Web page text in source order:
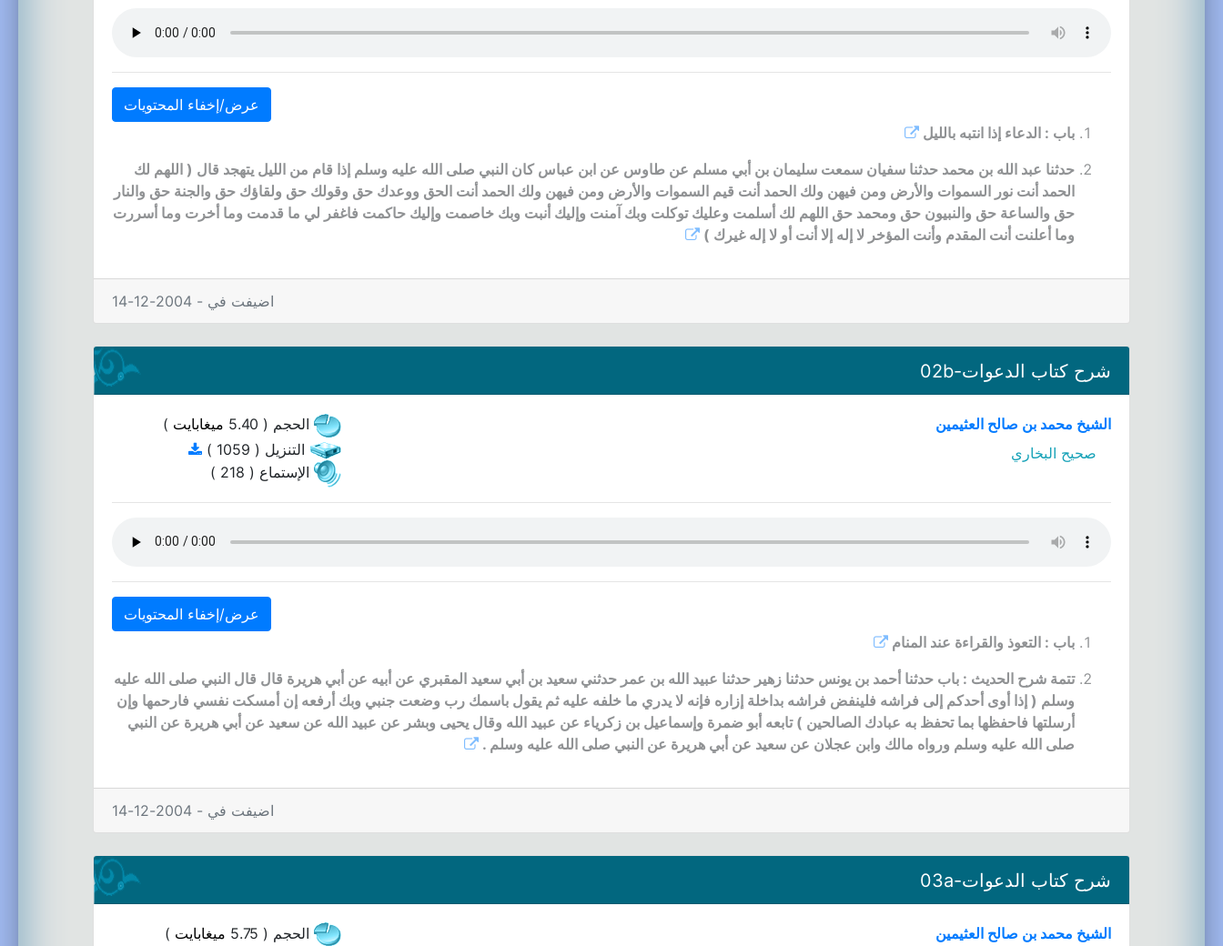
عرض/إخفاء المحتويات
باب : الدعاء إذا انتبه بالليل
حدثنا عبد الله بن محمد حدثنا سفيان سمعت سليمان بن أبي مسلم عن طاوس عن ابن عباس كان النبي صلى الله عليه وسلم إذا قام من الليل يتهجد قال ( اللهم لك
الحمد أنت نور السموات والأرض ومن فيهن ولك الحمد أنت قيم السموات والأرض ومن فيهن ولك الحمد أنت الحق ووعدك حق وقولك حق ولقاؤك حق والجنة حق والنار
حق والساعة حق والنبيون حق ومحمد حق اللهم لك أسلمت وعليك توكلت وبك آمنت وإليك أنبت وبك خاصمت وإليك حاكمت فاغفر لي ما قدمت وما أخرت وما أسررت
وما أعلنت أنت المقدم وأنت المؤخر لا إله إلا أنت أو لا إله غيرك )
اضيفت في - 2004-12-14
شرح كتاب الدعوات-02b
الشيخ محمد بن صالح العثيمين
صحيح البخاري
الحجم ( 5.40 ميغابايت )
التنزيل ( 1059 )
الإستماع ( 218 )
عرض/إخفاء المحتويات
باب : التعوذ والقراءة عند المنام
تتمة شرح الحديث : باب حدثنا أحمد بن يونس حدثنا زهير حدثنا عبيد الله بن عمر حدثني سعيد بن أبي سعيد المقبري عن أبيه عن أبي هريرة قال قال النبي صلى الله عليه
وسلم ( إذا أوى أحدكم إلى فراشه فلينفض فراشه بداخلة إزاره فإنه لا يدري ما خلفه عليه ثم يقول باسمك رب وضعت جنبي وبك أرفعه إن أمسكت نفسي فارحمها وإن
أرسلتها فاحفظها بما تحفظ به عبادك الصالحين ) تابعه أبو ضمرة وإسماعيل بن زكرياء عن عبيد الله وقال يحيى وبشر عن عبيد الله عن سعيد عن أبي هريرة عن النبي
صلى الله عليه وسلم ورواه مالك وابن عجلان عن سعيد عن أبي هريرة عن النبي صلى الله عليه وسلم .
اضيفت في - 2004-12-14
شرح كتاب الدعوات-03a
الشيخ محمد بن صالح العثيمين
الحجم ( 5.75 ميغابايت )